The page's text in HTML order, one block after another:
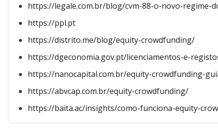
https://legale.com.br/blog/cvm-88-o-novo-regime-
https://ppl.pt
https://distrito.me/blog/equity-crowdfunding/
https://dgeconomia.gov.pt/licenciamentos-e-
https://nanocapital.com.br/equity-crowdfunding-
https://abvcap.com.br/equity-crowdfunding/
https://baita.ac/insights/como-funciona-equity-